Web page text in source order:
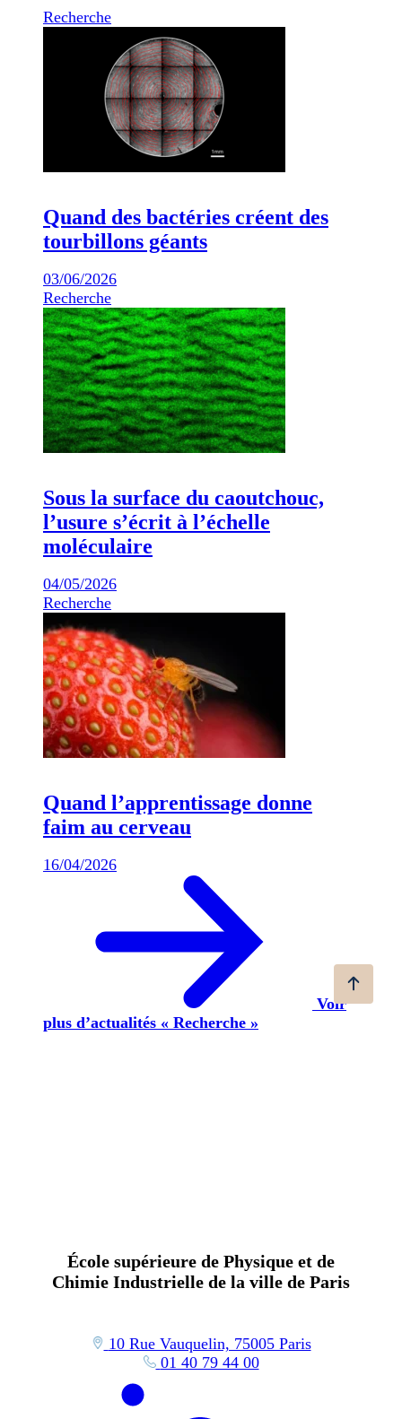
Recherche
Quand des bactéries créent des
tourbillons géants
03/06/2026
Recherche
Sous la surface du caoutchouc,
l’usure s’écrit à l’échelle
moléculaire
04/05/2026
Recherche
Quand l’apprentissage donne
faim au cerveau
16/04/2026
Voir
plus d’actualités « Recherche »
École supérieure de Physique et de
Chimie Industrielle de la ville de Paris
10 Rue Vauquelin, 75005 Paris
01 40 79 44 00